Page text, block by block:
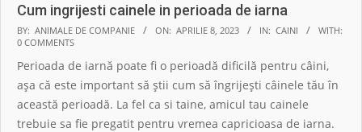
Cum ingrijesti cainele in perioada de iarna
2023-
04-
08
BY: ANIMALE DE COMPANIE ON: APRILIE 8, 2023 IN: CAINI
WITH:
0 COMMENTS
Perioada de iarnă poate fi o perioadă dificilă pentru câini,
așa că este important să știi cum să îngrijești câinele tău în
această perioadă. La fel ca si taine, amicul tau cainele
trebuie sa fie pregatit pentru vremea capricioasa de iarna.